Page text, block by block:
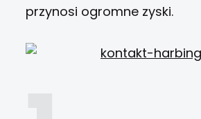
przynosi ogromne zyski.